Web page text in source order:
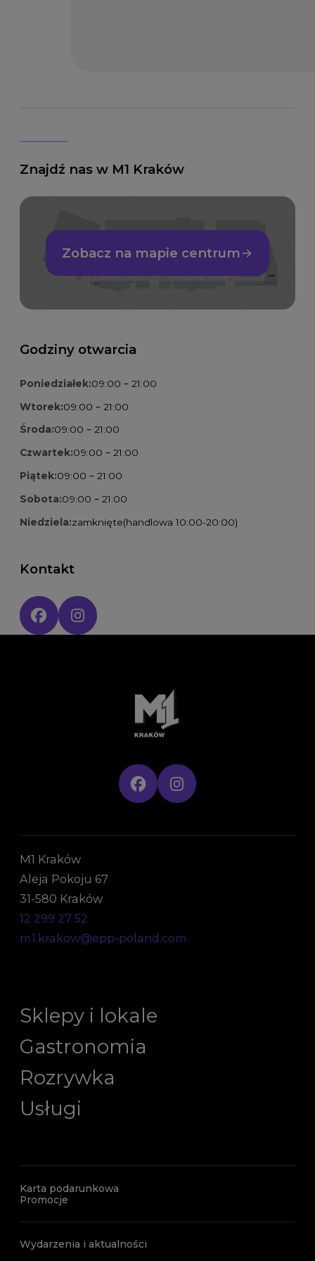
Znajdź nas w M1 Kraków
Zobacz na mapie centrum
Godziny otwarcia
Poniedziałek:09:00 – 21:00
Wtorek:09:00 – 21:00
Środa:09:00 – 21:00
Czwartek:09:00 – 21:00
Piątek:09:00 – 21:00
Sobota:09:00 – 21:00
Niedziela:zamknięte(handlowa 10:00-20:00)
Kontakt
Social media:
M1 Kraków
Aleja Pokoju 67
31-580 Kraków
12 299 27 52
m1.krakow@epp-poland.com
Sklepy i lokale
Gastronomia
Rozrywka
Usługi
Karta podarunkowa
Promocje
Wydarzenia i aktualności